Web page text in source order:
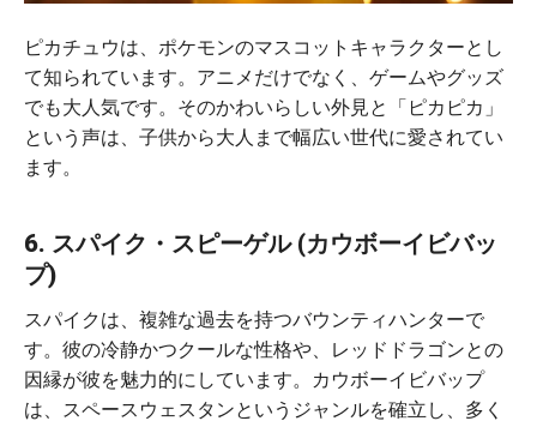
ピカチュウは、ポケモンのマスコットキャラクターとし
て知られています。アニメだけでなく、ゲームやグッズ
でも大人気です。そのかわいらしい外見と「ピカピカ」
という声は、子供から大人まで幅広い世代に愛されてい
ます。
6. スパイク・スピーゲル (カウボーイビバッ
プ)
スパイクは、複雑な過去を持つバウンティハンターで
す。彼の冷静かつクールな性格や、レッドドラゴンとの
因縁が彼を魅力的にしています。カウボーイビバップ
は、スペースウェスタンというジャンルを確立し、多く